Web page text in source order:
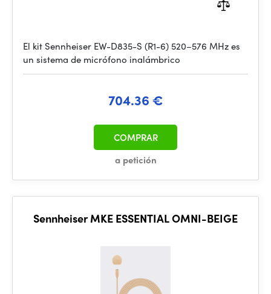
El kit Sennheiser EW-D835-S (R1-6) 520–576 MHz es
un sistema de micrófono inalámbrico
704.36 €
a petición
COMPRAR
Sennheiser MKE ESSENTIAL OMNI-BEIGE